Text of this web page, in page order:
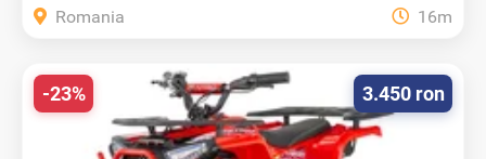
Romania 16m
3.450 ron
-23%